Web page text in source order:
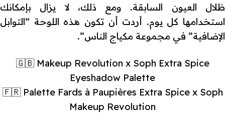
ظلال العيون السابقة. ومع ذلك، لا يزال بإمكانك
استخدامها كل يوم. أردت أن تكون هذه اللوحة “التوابل
الإضافية” في مجموعة مكياج الناس”.
🇬🇧 Makeup Revolution x Soph Extra Spice
Eyeshadow Palette
🇫🇷 Palette Fards à Paupières Extra Spice x Soph
Makeup Revolution